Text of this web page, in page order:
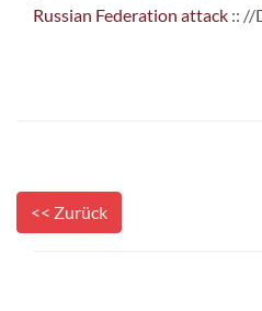
Russian Federation attack :: //
<< Zurück